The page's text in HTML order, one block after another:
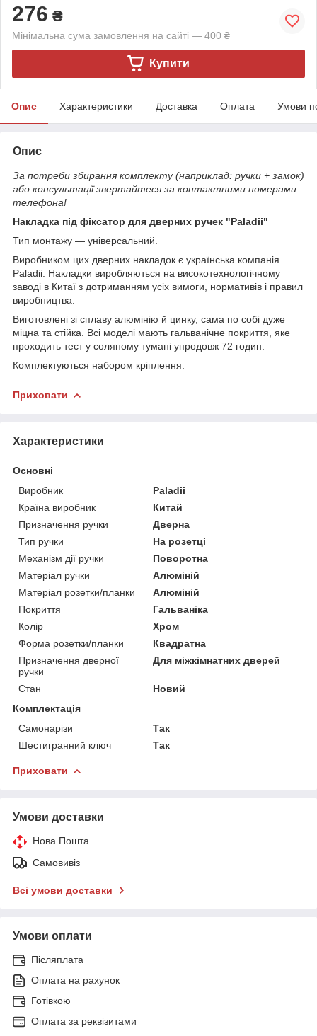
276 ₴
Мінімальна сума замовлення на сайті — 400 ₴
Купити
Опис Характеристики Доставка Оплата Умови
Опис
За потреби збирання комплекту (наприклад: ручки + замок)
або консультації звертайтеся за контактними номерами
телефона!
Накладка під фіксатор для дверних ручек "Paladii"
Тип монтажу — універсальний.
Виробником цих дверних накладок є українська компанія
Paladii. Накладки виробляються на високотехнологічному
заводі в Китаї з дотриманням усіх вимоги, нормативів і правил
виробництва.
Виготовлені зі сплаву алюмінію й цинку, сама по собі дуже
міцна та стійка. Всі моделі мають гальванічне покриття, яке
проходить тест у соляному тумані упродовж 72 годин.
Комплектуються набором кріплення.
Приховати
Характеристики
Основні
Виробник
Paladii
Країна виробник
Китай
Призначення ручки
Дверна
Тип ручки
На розетці
Механізм дії ручки
Поворотна
Матеріал ручки
Алюміній
Матеріал розетки/планки
Алюміній
Покриття
Гальваніка
Колір
Хром
Форма розетки/планки
Квадратна
Призначення дверної
ручки
Для міжкімнатних дверей
Стан
Новий
Комплектація
Самонарізи
Так
Шестигранний ключ
Так
Приховати
Умови доставки
Нова Пошта
Самовивіз
Всі умови доставки
Умови оплати
Післяплата
Оплата на рахунок
Готівкою
Оплата за реквізитами